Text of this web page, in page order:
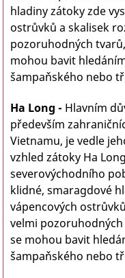
hladiny zátoky zde
ostrůvků a skalisek
pozoruhodných
mohou bavit
šampaňského nebo
Ha Long - Hlavním
především
Vietnamu, je vedle
vzhled zátoky Ha
severovýchodního
klidné, smaragdové
vápencových
velmi
se mohou bavit
šampaňského nebo